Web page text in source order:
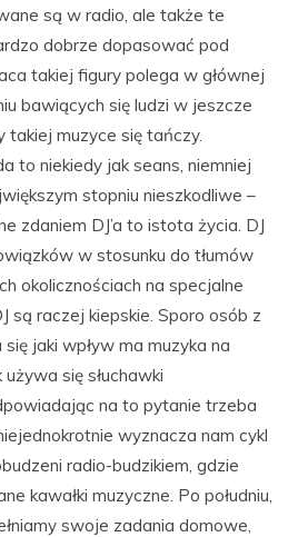
są w radio, ale także te
dobrze dopasować pod
takiej figury polega w głównej
bawiących się ludzi w jeszcze
takiej muzyce się tańczy.
to niekiedy jak seans, niemniej
stopniu nieszkodliwe –
zdaniem DJ’a to istota życia. DJ
w stosunku do tłumów
okolicznościach na specjalne
są raczej kiepskie. Sporo osób z
jaki wpływ ma muzyka na
się słuchawki
na to pytanie trzeba
wyznacza nam cykl
radio-budzikiem, gdzie
kawałki muzyczne. Po południu,
swoje zadania domowe,